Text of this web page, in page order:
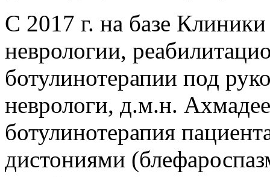
С 2017 г. на базе
неврологии,
ботулинотерапии под
неврологи, д.м.н.
ботулинотерапия
дистониями